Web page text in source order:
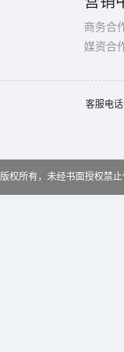
商务合
媒资合
客服电
版权所有，未经书面授权